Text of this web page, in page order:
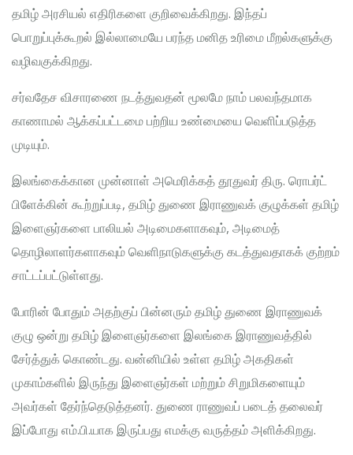
தமிழ் அரசியல் எதிரிகளை குறிவைக்கிறது. இந்தப்
பொறுப்புக்கூறல் இல்லாமையே பரந்த மனித உரிமை மீறல்களுக்கு
வழிவகுக்கிறது.
சர்வதேச விசாரணை நடத்துவதன் மூலமே நாம் பலவந்தமாக
காணாமல் ஆக்கப்பட்டமை பற்றிய உண்மையை வெளிப்படுத்த
முடியும்.
இலங்கைக்கான முன்னாள் அமெரிக்கத் தூதுவர் திரு. ரொபர்ட்
பிளேக்கின் கூற்றுப்படி, தமிழ் துணை இராணுவக் குழுக்கள் தமிழ்
இளைஞர்களை பாலியல் அடிமைகளாகவும், அடிமைத்
தொழிலாளர்களாகவும் வெளிநாடுகளுக்கு கடத்துவதாகக் குற்றம்
சாட்டப்பட்டுள்ளது.
போரின் போதும் அதற்குப் பின்னரும் தமிழ் துணை இராணுவக்
குழு ஒன்று தமிழ் இளைஞர்களை இலங்கை இராணுவத்தில்
சேர்த்துக் கொண்டது. வன்னியில் உள்ள தமிழ் அகதிகள்
முகாம்களில் இருந்து இளைஞர்கள் மற்றும் சிறுமிகளையும்
அவர்கள் தேர்ந்தெடுத்தனர். துணை ராணுவப் படைத் தலைவர்
இப்போது எம்.பி.யாக இருப்பது எமக்கு வருத்தம் அளிக்கிறது.